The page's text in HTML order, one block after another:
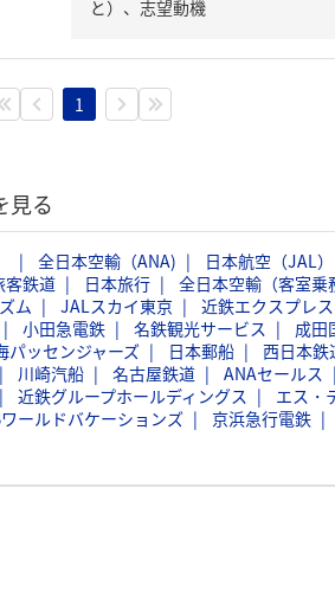
と）、志望動機
1
見る
全日本空輸（ANA) 日本航空（JAL）
客鉄道 日本旅行 全日本空輸（客室乗
ム JALスカイ東京 近鉄エクスプレス
小田急電鉄 名鉄観光サービス 成田
パッセンジャーズ 日本郵船 西日本鉄
川崎汽船 名古屋鉄道 ANAセールス
近鉄グループホールディングス エス・
ールドバケーションズ 京浜急行電鉄